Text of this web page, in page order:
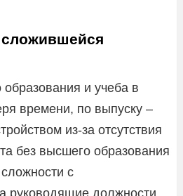
и учеба в
времени, по выпуску –
из-за отсутствия
без высшего образования
с
руководящие должности,